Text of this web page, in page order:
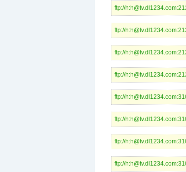
ftp://
ftp://
ftp://
ftp://
ftp://
ftp://
ftp://
ftp://